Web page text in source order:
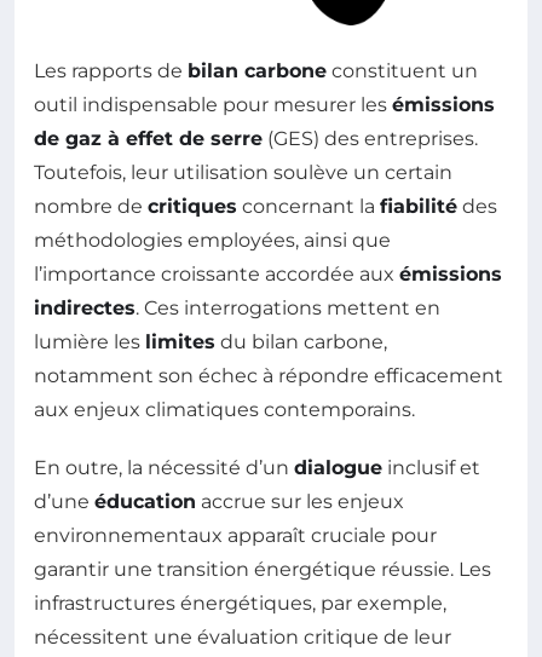
Les rapports de bilan carbone constituent un
outil indispensable pour mesurer les émissions
de gaz à effet de serre (GES) des entreprises.
Toutefois, leur utilisation soulève un certain
nombre de critiques concernant la fiabilité des
méthodologies employées, ainsi que
l’importance croissante accordée aux émissions
indirectes. Ces interrogations mettent en
lumière les limites du bilan carbone,
notamment son échec à répondre efficacement
aux enjeux climatiques contemporains.
En outre, la nécessité d’un dialogue inclusif et
d’une éducation accrue sur les enjeux
environnementaux apparaît cruciale pour
garantir une transition énergétique réussie. Les
infrastructures énergétiques, par exemple,
nécessitent une évaluation critique de leur